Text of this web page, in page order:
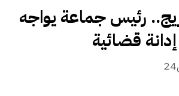
رئيس جماعة يواجه
قضائية